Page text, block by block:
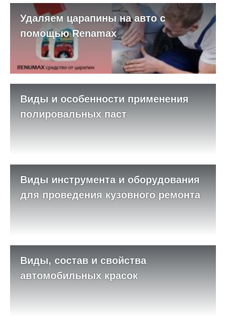
Удаляем царапины на авто с
помощью Renamax
Виды и особенности применения
полировальных паст
Виды инструмента и оборудования
для проведения кузовного ремонта
Виды, состав и свойства
автомобильных красок